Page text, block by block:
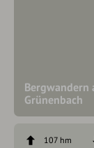
Bergwandern
Grünenbach
107 hm